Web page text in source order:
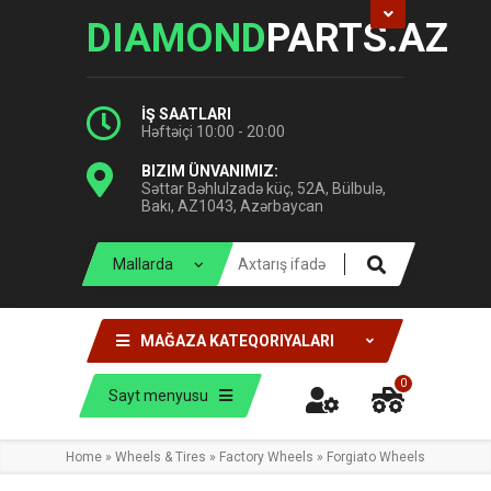
DIAMONDPARTS.AZ
İŞ SAATLARI
Həftəiçi 10:00 - 20:00
BIZIM ÜNVANIMIZ:
Səttar Bəhlulzadə küç, 52A, Bülbulə,
Bakı, AZ1043, Azərbaycan
MAĞAZA KATEQORIYALARI
Sayt menyusu
0
Home » Wheels & Tires » Factory Wheels » Forgiato Wheels